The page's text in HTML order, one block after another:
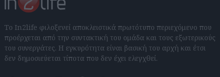
Το In2life φιλοξενεί αποκλειστικά πρωτότυπο περιεχόμενο που
προέρχεται από την συντακτική του ομάδα και τους εξωτερικούς
του συνεργάτες. Η εγκυρότητα είναι βασική του αρχή και έτσι
δεν δημοσιεύεται τίποτα που δεν έχει ελεγχθεί.